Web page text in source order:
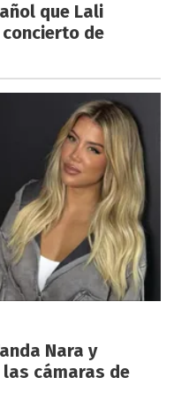
que Lali
de
Nara y
cámaras de